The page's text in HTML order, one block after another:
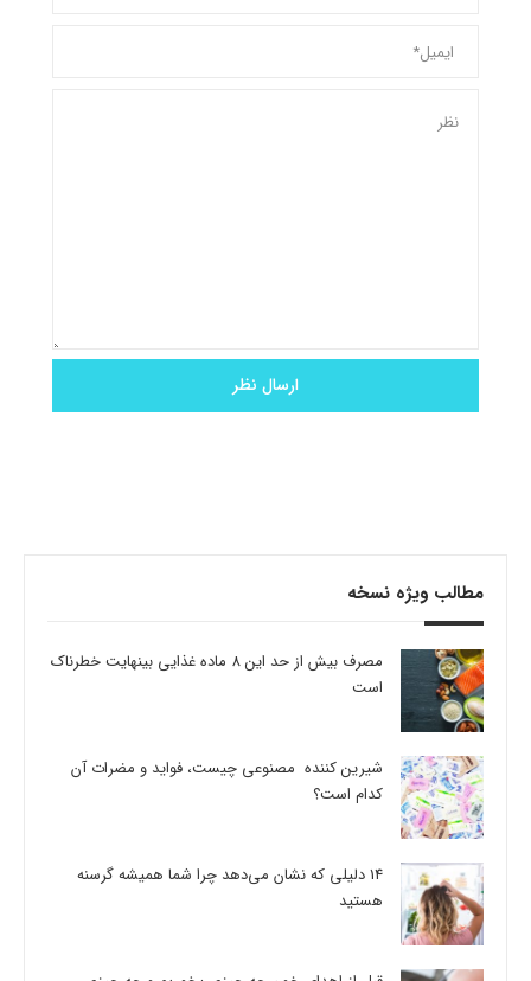
مطالب ویژه نسخه
مصرف بیش از حد این 8 ماده غذایی بینهایت خطرناک
است
شیرین کننده مصنوعی چیست، فواید و مضرات آن
کدام است؟
14 دلیلی که نشان می‌دهد چرا شما همیشه گرسنه
هستید